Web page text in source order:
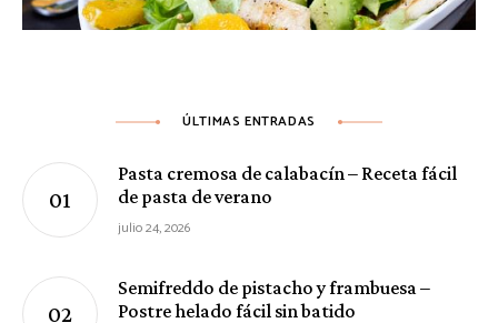
ÚLTIMAS ENTRADAS
Pasta cremosa de calabacín – Receta fácil
de pasta de verano
julio 24, 2026
Semifreddo de pistacho y frambuesa –
Postre helado fácil sin batido